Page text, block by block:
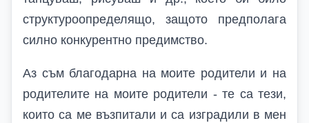
структуроопределящо, защото предполага
силно конкурентно предимство.
Аз съм благодарна на моите родители и на
родителите на моите родители - те са тези,
които са ме възпитали и са изградили в мен